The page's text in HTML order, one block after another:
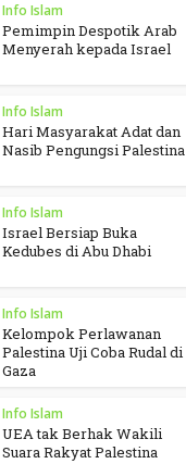
Info Islam
Pemimpin Despotik Arab
Menyerah kepada Israel
Info Islam
Hari Masyarakat Adat dan
Nasib Pengungsi Palestina
Info Islam
Israel Bersiap Buka
Kedubes di Abu Dhabi
Info Islam
Kelompok Perlawanan
Palestina Uji Coba Rudal di
Gaza
Info Islam
UEA tak Berhak Wakili
Suara Rakyat Palestina